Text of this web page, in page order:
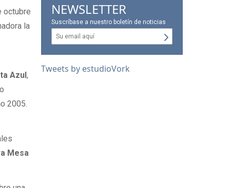
octubre
la
Azul,
2005.
Mesa
NEWSLETTER
Suscríbase a nuestro boletín de noticias
Tweets by estudioVork